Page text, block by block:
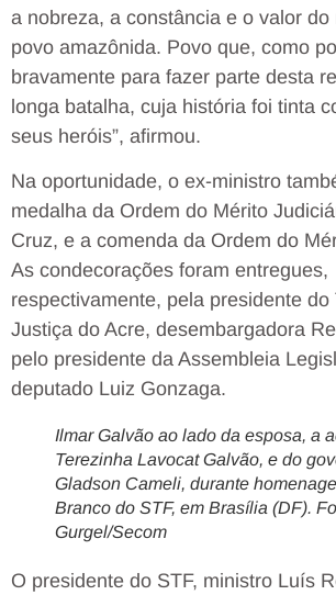
a nobreza, a constância e o valor
povo amazônida. Povo que, como
bravamente para fazer parte desta
longa batalha, cuja história foi tinta
seus heróis”, afirmou.
Na oportunidade, o ex-ministro
medalha da Ordem do Mérito
Cruz, e a comenda da Ordem do
As condecorações foram entregues,
respectivamente, pela presidente do
Justiça do Acre, desembargadora
pelo presidente da Assembleia
deputado Luiz Gonzaga.
Ilmar Galvão ao lado da esposa, a
Terezinha Lavocat Galvão, e do
Gladson Cameli, durante
Branco do STF, em Brasília (DF).
Gurgel/Secom
O presidente do STF, ministro Luís